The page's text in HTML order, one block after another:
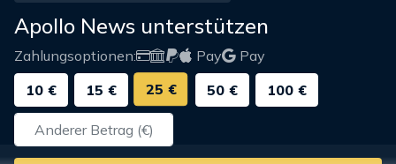
Apollo News unterstützen
Zahlungsoptionen: Pay
Pay
10 €
15 € 25 € 50 € 100 €